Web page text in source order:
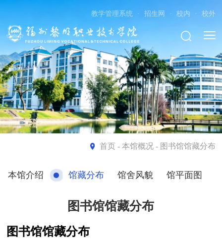
教学管理系统 · 招生网 · 校内 · 校外
首页- 本馆概况 - 图书馆馆藏分布
本馆介绍 馆藏分布 馆舍风貌 馆平面图
图书馆馆藏分布
图书馆馆藏分布